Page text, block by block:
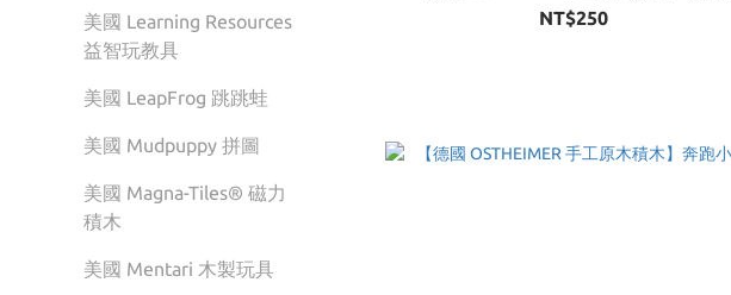
美國 Learning Resources
益智玩教具
美國 LeapFrog 跳跳蛙
美國 Mudpuppy 拼圖
美國 Magna-Tiles® 磁力
積木
美國 Mentari 木製玩具
NT$250